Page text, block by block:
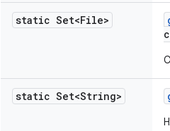
static Set<File>
static Set<String>